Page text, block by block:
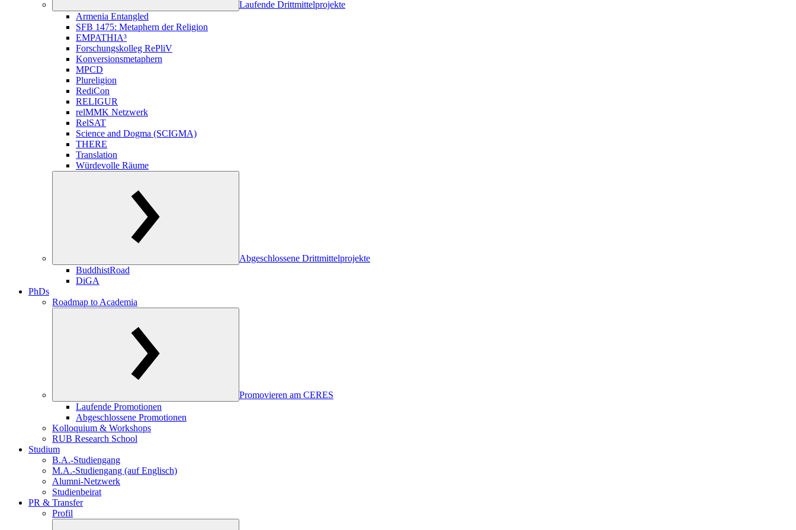
Laufende Drittmittelprojekte
Armenia Entangled
SFB 1475: Metaphern der Religion
EMPATHIA³
Forschungskolleg RePliV
Konversionsmetaphern
MPCD
Plureligion
RediCon
RELIGUR
relMMK Netzwerk
RelSAT
Science and Dogma (SCIGMA)
THERE
Translation
Würdevolle Räume
Abgeschlossene Drittmittelprojekte
BuddhistRoad
DiGA
PhDs
Roadmap to Academia
Promovieren am CERES
Laufende Promotionen
Abgeschlossene Promotionen
Kolloquium & Workshops
RUB Research School
Studium
B.A.-Studiengang
M.A.-Studiengang (auf Englisch)
Alumni-Netzwerk
Studienbeirat
PR & Transfer
Profil